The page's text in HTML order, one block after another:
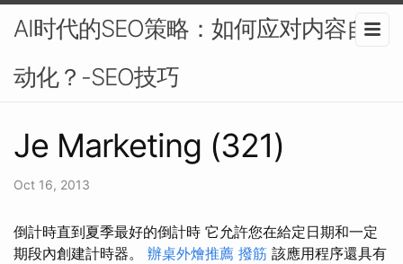
AI时代的SEO策略：如何应对内容自
动化？-SEO技巧
Je Marketing (321)
Oct 16, 2013
倒計時直到夏季最好的倒計時 它允許您在給定日期和一定
期段內創建計時器。 辦桌外燴推薦 撥筋 該應用程序還具有